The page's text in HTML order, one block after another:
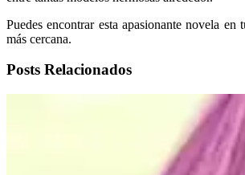
Puedes encontrar esta apasionante novela
más cercana.
Posts Relacionados